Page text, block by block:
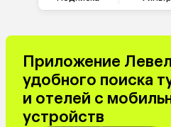
Приложение
удобного поиска
и отелей с
устройств